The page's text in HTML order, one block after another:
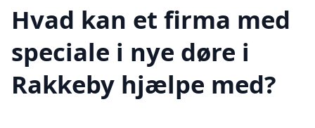
Hvad kan et firma med
speciale i nye døre i
Rakkeby hjælpe med?